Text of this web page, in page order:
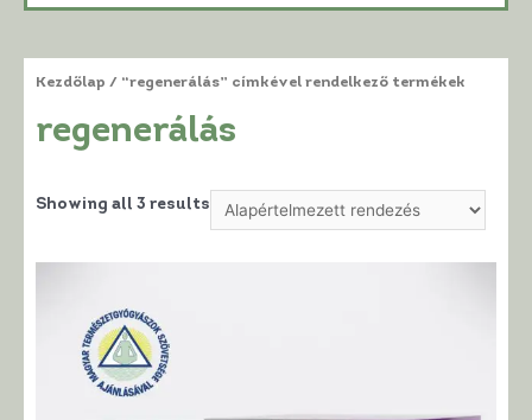
Kezdőlap / “regenerálás” címkével rendelkező termékek
regenerálás
Showing all 3 results